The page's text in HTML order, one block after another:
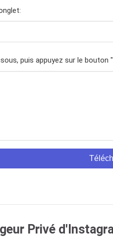
puis appuyez sur le bouton
Privé